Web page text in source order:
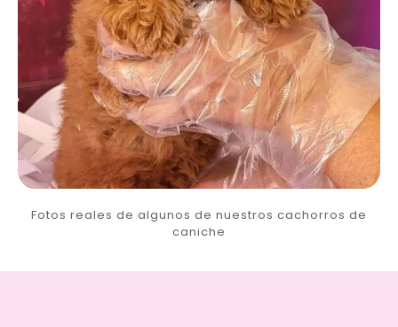
Fotos reales de algunos de nuestros cachorros de
caniche